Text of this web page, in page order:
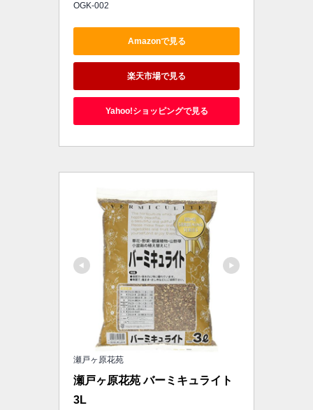
OGK-002
Amazonで見る
楽天市場で見る
Yahoo!ショッピングで見る
瀬戸ヶ原花苑
瀬戸ヶ原花苑 バーミキュライト
3L